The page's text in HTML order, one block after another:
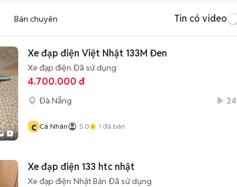
Bán chuyên Tin có video
Xe đạp điện Việt Nhật 133M Đen
Xe đạp điện Đã sử dụng
4.700.000 đ
Đà Nẵng 24
c Cá Nhân 5.0 1 đã bán
Xe đạp điện 133 htc nhật
Xe đạp điện Nhật Bản Đã sử dụng